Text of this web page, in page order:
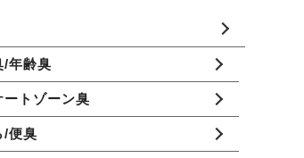
/年齢臭
ートゾーン臭
/便臭